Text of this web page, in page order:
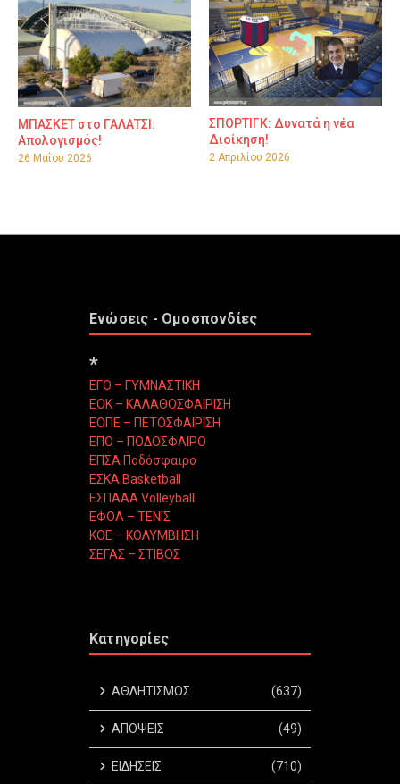
ΜΠΑΣΚΕΤ στο ΓΑΛΑΤΣΙ:
Απολογισμός!
26 Μαΐου 2026
ΣΠΟΡΤΙΓΚ: Δυνατά η νέα
Διοίκηση!
2 Απριλίου 2026
Ενώσεις - Ομοσπονδίες
*
ΕΓΟ – ΓΥΜΝΑΣΤΙΚΗ
ΕΟΚ – ΚΑΛΑΘΟΣΦΑΙΡΙΣΗ
ΕΟΠΕ – ΠΕΤΟΣΦΑΙΡΙΣΗ
ΕΠΟ – ΠΟΔΟΣΦΑΙΡΟ
ΕΠΣΑ Ποδόσφαιρο
ΕΣΚΑ Basketball
ΕΣΠΑΑΑ Volleyball
ΕΦΟΑ – ΤΕΝΙΣ
ΚΟΕ – ΚΟΛΥΜΒΗΣΗ
ΣΕΓΑΣ – ΣΤΙΒΟΣ
Κατηγορίες
ΑΘΛΗΤΙΣΜΟΣ (637)
ΑΠΟΨΕΙΣ (49)
ΕΙΔΗΣΕΙΣ (710)